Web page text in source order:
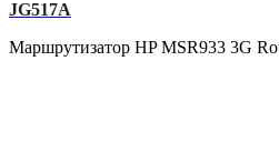
JG517A
Маршрутизатор HP MSR933 3G